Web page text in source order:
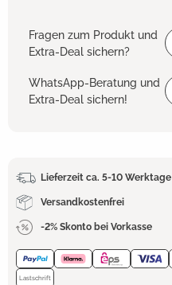
Fragen zum Produkt und
Extra-Deal sichern?
WhatsApp-Beratung und
Extra-Deal sichern!
Lieferzeit ca. 5-10 Werktage
Versandkostenfrei
-2% Skonto bei Vorkasse
Lastschrift